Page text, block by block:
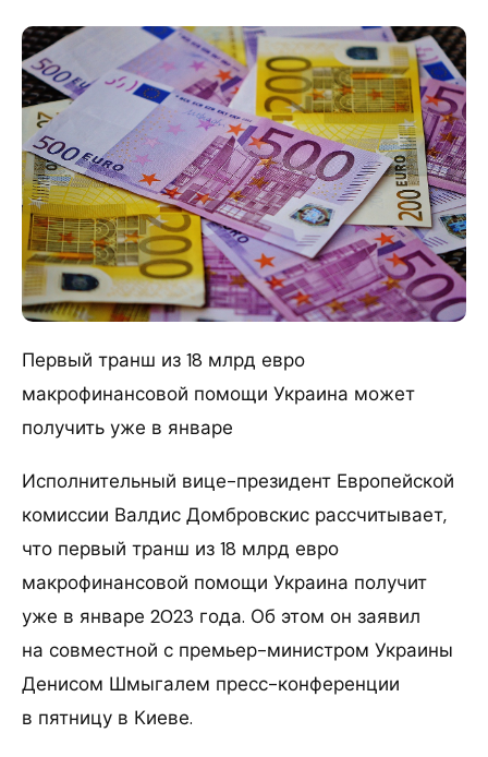
Первый транш из 18 млрд евро
макрофинансовой помощи Украина может
получить уже в январе
Исполнительный вице-президент Европейской
комиссии Валдис Домбровскис рассчитывает,
что первый транш из 18 млрд евро
макрофинансовой помощи Украина получит
уже в январе 2023 года. Об этом он заявил
на совместной с премьер-министром Украины
Денисом Шмыгалем пресс-конференции
в пятницу в Киеве.